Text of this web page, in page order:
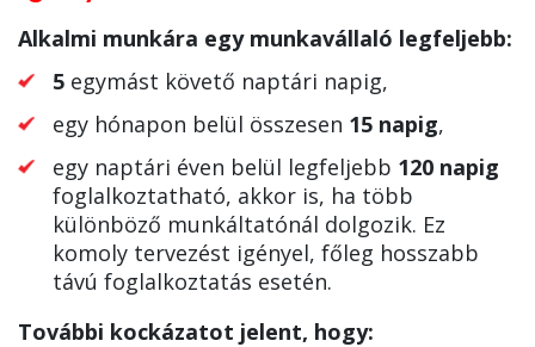
Alkalmi munkára egy munkavállaló legfeljebb:
5egymást követő naptári napig,
egy hónapon belül összesen 15 napig,
egy naptári éven belül legfeljebb 120 napig
foglalkoztatható, akkor is, ha több
különböző munkáltatónál dolgozik. Ez
komoly tervezést igényel, főleg hosszabb
távú foglalkoztatás esetén.
További kockázatot jelent, hogy: